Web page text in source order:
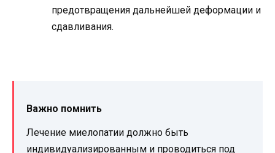
предотвращения дальнейшей деформации и
сдавливания.
Важно помнить
Лечение миелопатии должно быть
индивидуализированным и проводиться под